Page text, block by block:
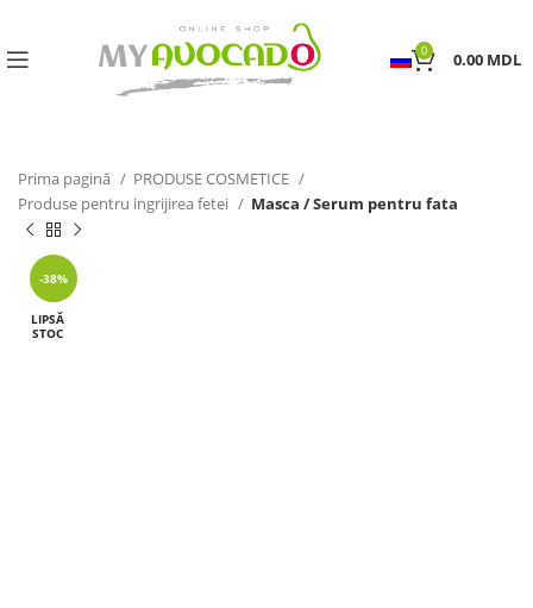
0 0.00 MDL
Prima pagină
PRODUSE COSMETICE
Produse pentru ingrijirea fetei
Masca / Serum pentru fata
-38%
LIPSĂ
STOC